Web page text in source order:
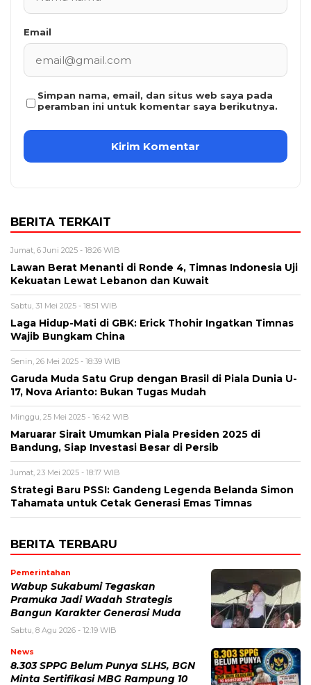
Email
Simpan nama, email, dan situs web saya pada
peramban ini untuk komentar saya berikutnya.
BERITA TERKAIT
Jumat, 6 Juni 2025 - 18:26 WIB
Lawan Berat Menanti di Ronde 4, Timnas Indonesia Uji
Kekuatan Lewat Lebanon dan Kuwait
Sabtu, 31 Mei 2025 - 18:51 WIB
Laga Hidup-Mati di GBK: Erick Thohir Ingatkan Timnas
Wajib Bungkam China
Senin, 26 Mei 2025 - 18:39 WIB
Garuda Muda Satu Grup dengan Brasil di Piala Dunia U-
17, Nova Arianto: Bukan Tugas Mudah
Minggu, 25 Mei 2025 - 16:42 WIB
Maruarar Sirait Umumkan Piala Presiden 2025 di
Bandung, Siap Investasi Besar di Persib
Jumat, 23 Mei 2025 - 18:17 WIB
Strategi Baru PSSI: Gandeng Legenda Belanda Simon
Tahamata untuk Cetak Generasi Emas Timnas
BERITA TERBARU
Pemerintahan
Wabup Sukabumi Tegaskan
Pramuka Jadi Wadah Strategis
Bangun Karakter Generasi Muda
Sabtu, 8 Agu 2026 - 12:19 WIB
News
8.303 SPPG Belum Punya SLHS, BGN
Minta Sertifikasi MBG Rampung 10